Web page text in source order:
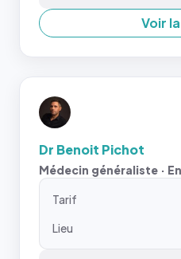
Voir
Dr Benoit Pichot
Médecin généraliste ·
Tarif
Lieu